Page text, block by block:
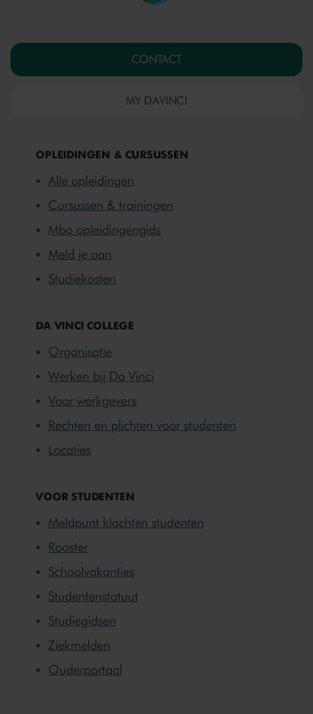
OPLEIDINGEN & CURSUSSEN
Alle opleidingen
Cursussen & trainingen
Mbo opleidingengids
Meld je aan
Studiekosten
DA VINCI COLLEGE
Organisatie
Werken bij Da Vinci
Voor werkgevers
Rechten en plichten voor studenten
Locaties
VOOR STUDENTEN
Meldpunt klachten studenten
Rooster
Schoolvakanties
Studentenstatuut
Studiegidsen
Ziekmelden
Ouderportaal
CONTACT
MY DAVINCI